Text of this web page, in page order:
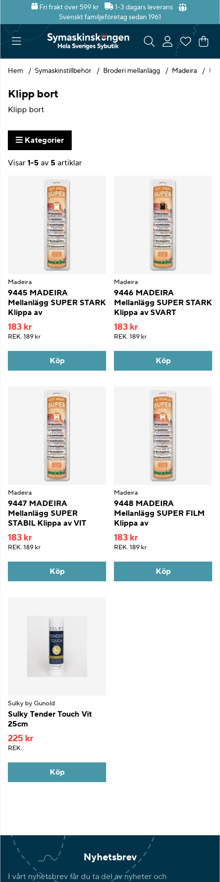
Fri frakt över 599 kr
1-3 dagars leverans
Svenskt familjeföretag sedan 1961
.
Hem Symaskinstillbehör Broderi mellanlägg Madeira
Klipp bort
Klipp bort
Kategorier
Visar 1-5 av 5 artiklar
Madeira
9445 MADEIRA
Mellanlägg SUPER STARK
Klippa av
183 kr
REK. 189 kr
Köp
Madeira
9446 MADEIRA
Mellanlägg SUPER STARK
Klippa av SVART
183 kr
REK. 189 kr
Köp
Madeira
9447 MADEIRA
Mellanlägg SUPER
STABIL Klippa av VIT
183 kr
REK. 189 kr
Köp
Madeira
9448 MADEIRA
Mellanlägg SUPER FILM
Klippa av
183 kr
REK. 189 kr
Köp
Sulky by Gunold
Sulky Tender Touch Vit
25cm
225 kr
REK.
Köp
Nyhetsbrev
I vårt nyhetsbrev får du ta del av nyheter och